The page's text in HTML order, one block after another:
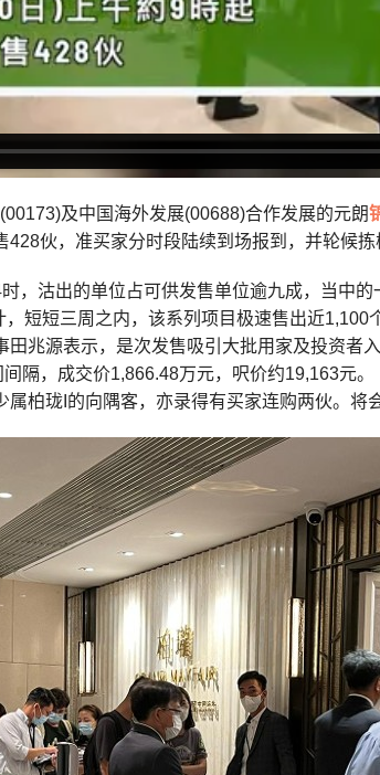
及中国海外发展(00688)合作发展的元朗
伙，准买家分时段陆续到场报到，并轮候拣
，沽出的单位占可供发售单位逾九成，当中
短短三周之内，该系列项目极速售出近1,100
田兆源表示，是次发售吸引大批用家及投资者
隔，成交价1,866.48万元，呎价约19,163元。
属柏珑I的向隅客，亦录得有买家连购两伙。将